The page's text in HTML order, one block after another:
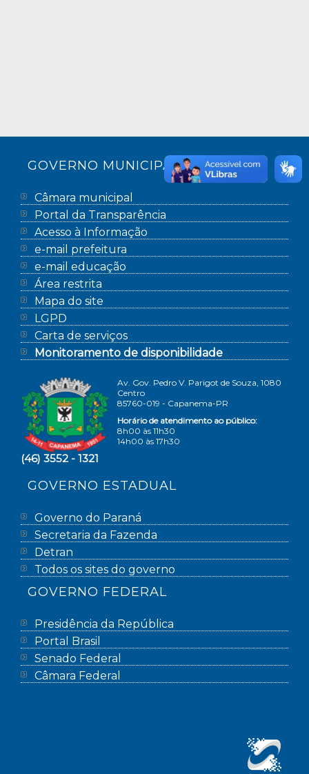
GOVERNO MUNICIPAL
Câmara municipal
Portal da Transparência
Acesso à Informação
e-mail prefeitura
e-mail educação
Área restrita
Mapa do site
LGPD
Carta de serviços
Monitoramento de disponibilidade
Av. Gov. Pedro V. Parigot de Souza, 1080
Centro
85760-019 - Capanema-PR
Horário de atendimento ao público:
8h00 às 11h30
14h00 às 17h30
(46) 3552 - 1321
GOVERNO ESTADUAL
Governo do Paraná
Secretaria da Fazenda
Detran
Todos os sites do governo
GOVERNO FEDERAL
Presidência da República
Portal Brasil
Senado Federal
Câmara Federal